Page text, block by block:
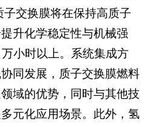
交换膜将在保持高质子
升化学稳定性与机械强
小时以上。系统集成方
同发展，质子交换膜燃料
域的优势，同时与其他技
元化应用场景。此外，氢